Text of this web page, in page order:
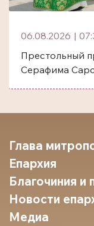
06.08.2026 |
Престольный
Серафима
Глава
Епархия
Благочиния и
Новости
Медиа